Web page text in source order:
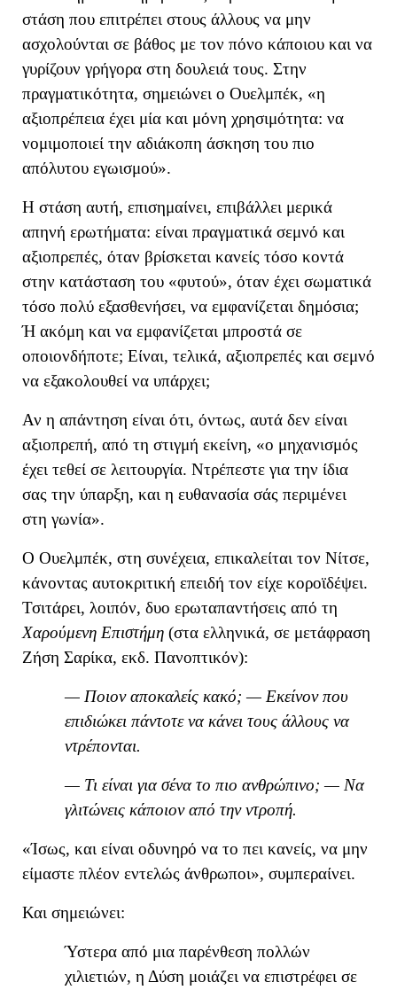
στάση που επιτρέπει στους άλλους να μην
ασχολούνται σε βάθος με τον πόνο κάποιου και να
γυρίζουν γρήγορα στη δουλειά τους. Στην
πραγματικότητα, σημειώνει ο Ουελμπέκ, «η
αξιοπρέπεια έχει μία και μόνη χρησιμότητα: να
νομιμοποιεί την αδιάκοπη άσκηση του πιο
απόλυτου εγωισμού».
Η στάση αυτή, επισημαίνει, επιβάλλει μερικά
απηνή ερωτήματα: είναι πραγματικά σεμνό και
αξιοπρεπές, όταν βρίσκεται κανείς τόσο κοντά
στην κατάσταση του «φυτού», όταν έχει σωματικά
τόσο πολύ εξασθενήσει, να εμφανίζεται δημόσια;
Ή ακόμη και να εμφανίζεται μπροστά σε
οποιονδήποτε; Είναι, τελικά, αξιοπρεπές και σεμνό
να εξακολουθεί να υπάρχει;
Αν η απάντηση είναι ότι, όντως, αυτά δεν είναι
αξιοπρεπή, από τη στιγμή εκείνη, «ο μηχανισμός
έχει τεθεί σε λειτουργία. Ντρέπεστε για την ίδια
σας την ύπαρξη, και η ευθανασία σάς περιμένει
στη γωνία».
Ο Ουελμπέκ, στη συνέχεια, επικαλείται τον Νίτσε,
κάνοντας αυτοκριτική επειδή τον είχε κοροϊδέψει.
Τσιτάρει, λοιπόν, δυο ερωταπαντήσεις από τη
Χαρούμενη Επιστήμη (στα ελληνικά, σε μετάφραση
Ζήση Σαρίκα, εκδ. Πανοπτικόν):
— Ποιον αποκαλείς κακό; — Εκείνον που
επιδιώκει πάντοτε να κάνει τους άλλους να
ντρέπονται.
— Τι είναι για σένα το πιο ανθρώπινο; — Να
γλιτώνεις κάποιον από τηνντροπή.
«Ίσως, και είναι οδυνηρό να το πει κανείς, να μην
είμαστε πλέον εντελώς άνθρωποι», συμπεραίνει.
Και σημειώνει:
Ύστερα από μια παρένθεση πολλών
χιλιετιών, η Δύση μοιάζει να επιστρέφει σε